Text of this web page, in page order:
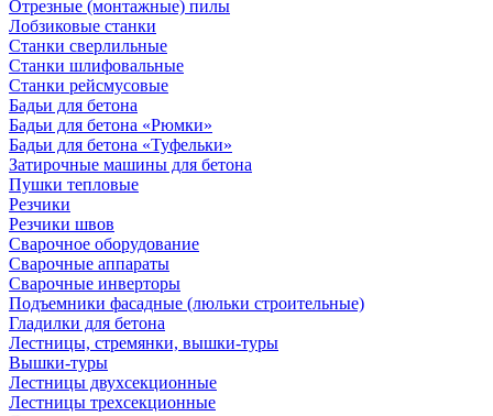
Отрезные (монтажные) пилы
Лобзиковые станки
Станки сверлильные
Станки шлифовальные
Станки рейсмусовые
Бадьи для бетона
Бадьи для бетона «Рюмки»
Бадьи для бетона «Туфельки»
Затирочные машины для бетона
Пушки тепловые
Резчики
Резчики швов
Сварочное оборудование
Сварочные аппараты
Сварочные инверторы
Подъемники фасадные (люльки строительные)
Гладилки для бетона
Лестницы, стремянки, вышки-туры
Вышки-туры
Лестницы двухсекционные
Лестницы трехсекционные